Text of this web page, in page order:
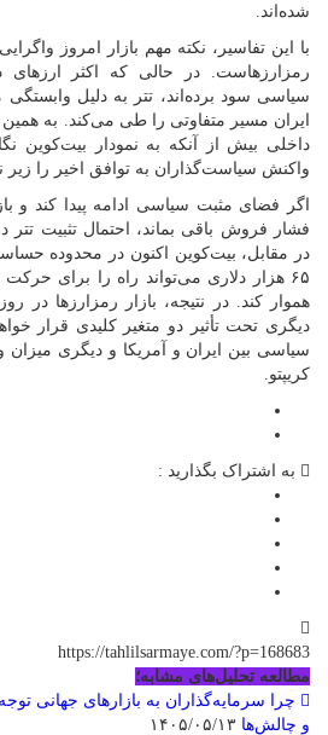
شده‌اند.
با این تفاسیر، نکته مهم بازار امروز
رمزارزهاست. در حالی که اکثر ارز‌های
سیاسی سود برده‌اند، تتر به دلیل وابستگی
ایران مسیر متفاوتی را طی می‌کند. به همین
داخلی بیش از آنکه به نمودار بیت‌کوین
واکنش سیاست‌گذاران به توافق اخیر را زیر
اگر فضای مثبت سیاسی ادامه پیدا کند و
فشار فروش باقی بماند، احتمال تثبیت تتر
در مقابل، بیت‌کوین اکنون در محدوده
۶۵ هزار دلاری می‌تواند راه را برای
هموار کند. در نتیجه، بازار رمزارز‌ها در
دیگری تحت تأثیر دو متغیر کلیدی قرار
سیاسی بین ایران و آمریکا و دیگری میزان
کریپتو.
به اشتراک بگذارید :
https://tahlilsarmaye.com/?p=168683
مطالعه تحلیل‌های مشابه؛
چرا سرمایه‌گذاران به بازارهای جهانی
و چالش‌ها